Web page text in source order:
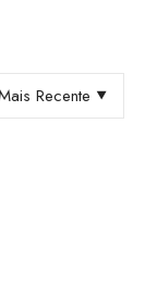
Recente